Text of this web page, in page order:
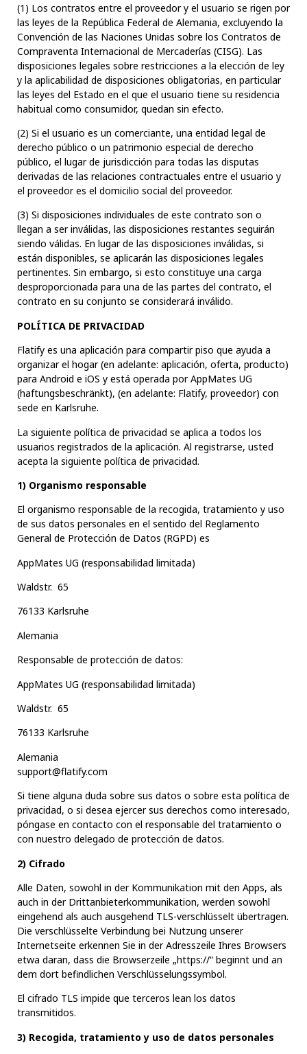
(1) Los contratos entre el proveedor y el usuario se rigen por
las leyes de la República Federal de Alemania, excluyendo la
Convención de las Naciones Unidas sobre los Contratos de
Compraventa Internacional de Mercaderías (CISG). Las
disposiciones legales sobre restricciones a la elección de ley
y la aplicabilidad de disposiciones obligatorias, en particular
las leyes del Estado en el que el usuario tiene su residencia
habitual como consumidor, quedan sin efecto.
(2) Si el usuario es un comerciante, una entidad legal de
derecho público o un patrimonio especial de derecho
público, el lugar de jurisdicción para todas las disputas
derivadas de las relaciones contractuales entre el usuario y
el proveedor es el domicilio social del proveedor.
(3) Si disposiciones individuales de este contrato son o
llegan a ser inválidas, las disposiciones restantes seguirán
siendo válidas. En lugar de las disposiciones inválidas, si
están disponibles, se aplicarán las disposiciones legales
pertinentes. Sin embargo, si esto constituye una carga
desproporcionada para una de las partes del contrato, el
contrato en su conjunto se considerará inválido.
POLÍTICA DE PRIVACIDAD
Flatify es una aplicación para compartir piso que ayuda a
organizar el hogar (en adelante: aplicación, oferta, producto)
para Android e iOS y está operada por AppMates UG
(haftungsbeschränkt), (en adelante: Flatify, proveedor) con
sede en Karlsruhe.
La siguiente política de privacidad se aplica a todos los
usuarios registrados de la aplicación. Al registrarse, usted
acepta la siguiente política de privacidad.
1) Organismo responsable
El organismo responsable de la recogida, tratamiento y uso
de sus datos personales en el sentido del Reglamento
General de Protección de Datos (RGPD) es
AppMates UG (responsabilidad limitada)
Waldstr. 65
76133 Karlsruhe
Alemania
Responsable de protección de datos:
AppMates UG (responsabilidad limitada)
Waldstr. 65
76133 Karlsruhe
Alemania
support@flatify.com
Si tiene alguna duda sobre sus datos o sobre esta política de
privacidad, o si desea ejercer sus derechos como interesado,
póngase en contacto con el responsable del tratamiento o
con nuestro delegado de protección de datos.
2) Cifrado
Alle Daten, sowohl in der Kommunikation mit den Apps, als
auch in der Drittanbieterkommunikation, werden sowohl
eingehend als auch ausgehend TLS-verschlüsselt übertragen.
Die verschlüsselte Verbindung bei Nutzung unserer
Internetseite erkennen Sie in der Adresszeile Ihres Browsers
etwa daran, dass die Browserzeile „https://“ beginnt und an
dem dort befindlichen Verschlüsselungssymbol.
El cifrado TLS impide que terceros lean los datos
transmitidos.
3) Recogida, tratamiento y uso de datos personales